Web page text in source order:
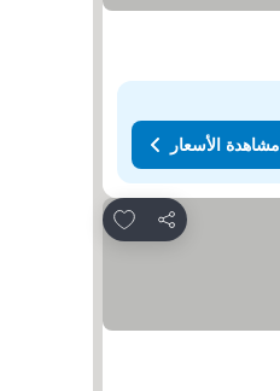
مشاهدة الأسعار
مشاركة
Add to favorites